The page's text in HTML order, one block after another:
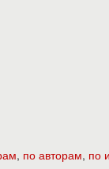
, по авторам, по